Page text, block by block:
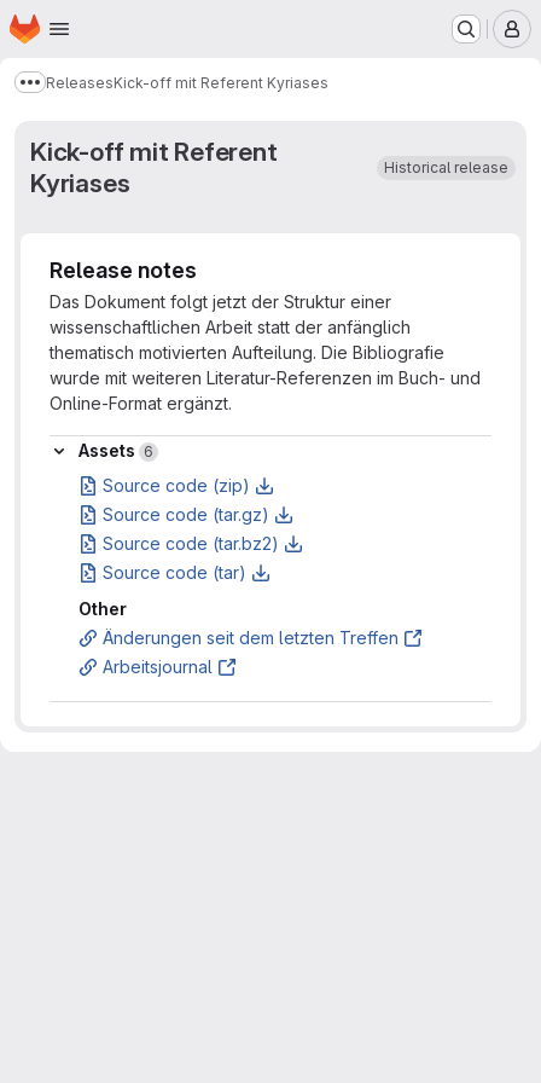
Skip to main content
Homepage
Show more breadcrumbs
ReleasesKick-off mit Referent Kyriases
Kick-off mit Referent
Kyriases
Historical release
Release notes
Das Dokument folgt jetzt der Struktur einer
wissenschaftlichen Arbeit statt der anfänglich
thematisch motivierten Aufteilung. Die Bibliografie
wurde mit weiteren Literatur-Referenzen im Buch- und
Online-Format ergänzt.
Assets
Assets 6
Source code (zip)
Source code (tar.gz)
Source code (tar.bz2)
Source code (tar)
Other
Änderungen seit dem letzten Treffen
Arbeitsjournal